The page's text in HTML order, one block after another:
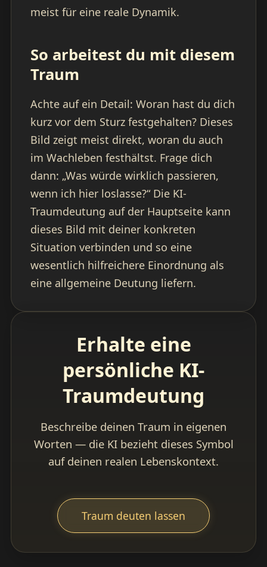
meist für eine reale Dynamik.
So arbeitest du mit diesem
Traum
Achte auf ein Detail: Woran hast du dich
kurz vor dem Sturz festgehalten? Dieses
Bild zeigt meist direkt, woran du auch
im Wachleben festhältst. Frage dich
dann: „Was würde wirklich passieren,
wenn ich hier loslasse?“ Die KI-
Traumdeutung auf der Hauptseite kann
dieses Bild mit deiner konkreten
Situation verbinden und so eine
wesentlich hilfreichere Einordnung als
eine allgemeine Deutung liefern.
Erhalte eine
persönliche KI-
Traumdeutung
Beschreibe deinen Traum in eigenen
Worten — die KI bezieht dieses Symbol
auf deinen realen Lebenskontext.
Traum deuten lassen